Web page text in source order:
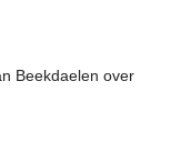
Beekdaelen over